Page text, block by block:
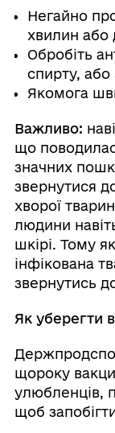
Негайно
хвилин або
Обробіть
спирту,
Якомога
Важливо:
що
значних
звернутися
хворої
людини
шкірі. Тому
інфікована
звернутись
Як уберегти
щороку
улюбленців,
щоб